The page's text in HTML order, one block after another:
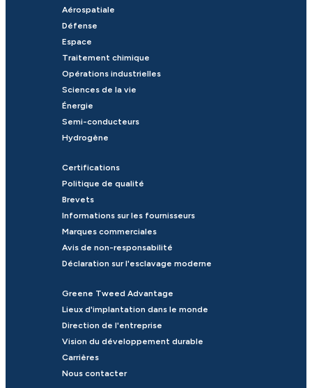
Aérospatiale
Défense
Espace
Traitement chimique
Opérations industrielles
Sciences de la vie
Énergie
Semi-conducteurs
Hydrogène
Certifications
Politique de qualité
Brevets
Informations sur les fournisseurs
Marques commerciales
Avis de non-responsabilité
Déclaration sur l'esclavage moderne
Greene Tweed Advantage
Lieux d'implantation dans le monde
Direction de l'entreprise
Vision du développement durable
Carrières
Nous contacter